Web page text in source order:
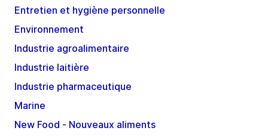
Entretien et hygiène personnelle
Environnement
Industrie agroalimentaire
Industrie laitière
Industrie pharmaceutique
Marine
New Food - Nouveaux aliments